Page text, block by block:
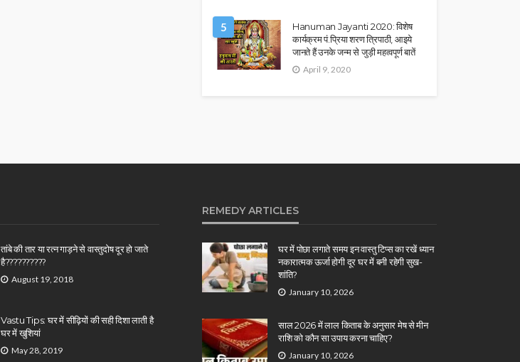
5
Hanuman Jayanti 2020: विशेष
कार्यक्रम पं.प्रिया शरण त्रिपाठी, आइये
जानते हैं उनके जन्म से जुड़ी महत्वपूर्ण बातें
April 9, 2020
तांबे की तार या रत्न गाड़ने से वास्तुदोष दूर हो जाते
है??????????
August 19, 2018
Vastu Tips: घर में सीढ़ियों की सही दिशा लाती है
घर में खुशियां
May 28, 2019
REMEDY ARTICLES
घर में पोछा लगाते समय इन वास्तु टिप्स का रखें ध्यान
नकारात्मक ऊर्जा होगी दूर घर में बनी रहेगी सुख-
शांति?
January 10, 2026
साल 2026 में लाल किताब के अनुसार मेष से मीन
राशि को कौन सा उपाय करना चाहिए?
January 10, 2026